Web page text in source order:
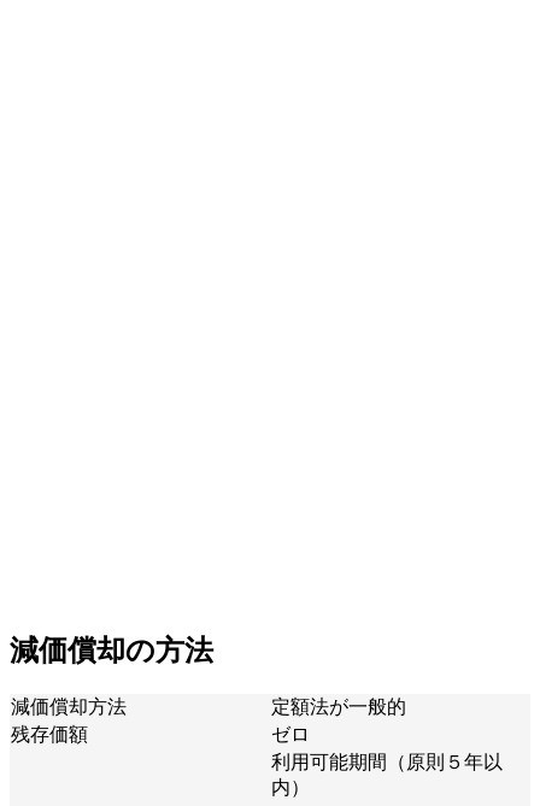
減価償却の方法
減価償却方法
定額法が一般的
残存価額
ゼロ
利用可能期間（原則５年以
内）